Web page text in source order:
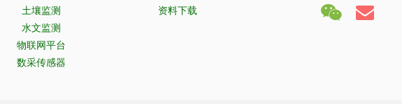
土壤监测
水文监测
物联网平台
数采传感器
资料下载